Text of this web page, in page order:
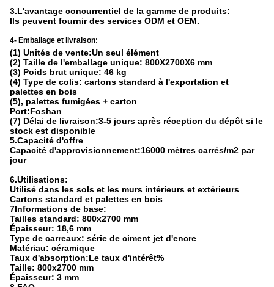
3.L'avantage concurrentiel de la gamme de produits:
Ils peuvent fournir des services ODM et OEM.
4- Emballage et livraison:
(1) Unités de vente:Un seul élément
(2) Taille de l'emballage unique: 800X2700X6 mm
(3) Poids brut unique: 46 kg
(4) Type de colis: cartons standard à l'exportation et
palettes en bois
(5), palettes fumigées + carton
Port:Foshan
(7) Délai de livraison:3-5 jours après réception du dépôt si le
stock est disponible
5.Capacité d'offre
Capacité d'approvisionnement:16000 mètres carrés/m2 par
jour
6.Utilisations:
Utilisé dans les sols et les murs intérieurs et extérieurs
Cartons standard et palettes en bois
7Informations de base:
Tailles standard: 800x2700 mm
Épaisseur: 18,6 mm
Type de carreaux: série de ciment jet d'encre
Matériau: céramique
Taux d'absorption:Le taux d'intérêt%
Taille: 800x2700 mm
Épaisseur: 3 mm